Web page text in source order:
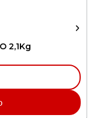
2,1Kg